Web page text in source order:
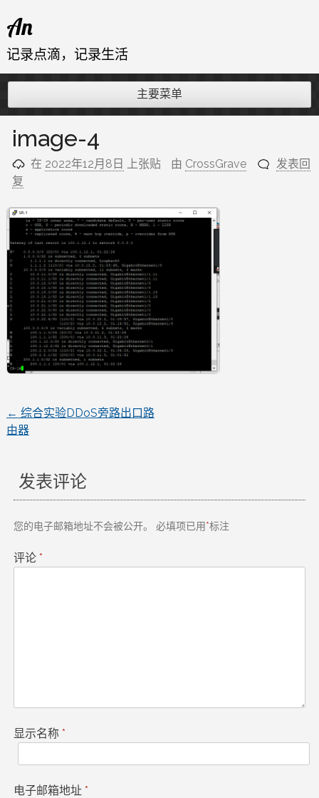
至
内
An
记录点滴，记录生活
主要菜单
image-4
在 2022年12月8日 上张贴 由 CrossGrave
发表回
复
文
导
航
← 综合实验DDoS旁路出口路
由器
发表评论
您的电子邮箱地址不会被公开。 必填项已用*标注
评论 *
显示名称 *
电子邮箱地址 *